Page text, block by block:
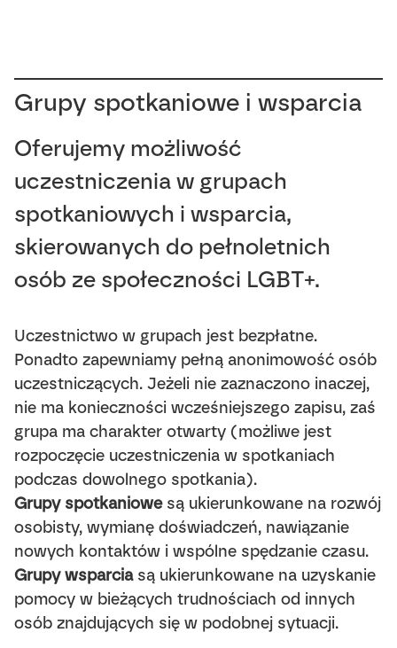
Grupy spotkaniowe i wsparcia
Oferujemy możliwość
uczestniczenia w grupach
spotkaniowych i wsparcia,
skierowanych do pełnoletnich
osób ze społeczności LGBT+.
Uczestnictwo w grupach jest bezpłatne.
Ponadto zapewniamy pełną anonimowość osób
uczestniczących. Jeżeli nie zaznaczono inaczej,
nie ma konieczności wcześniejszego zapisu, zaś
grupa ma charakter otwarty (możliwe jest
rozpoczęcie uczestniczenia w spotkaniach
podczas dowolnego spotkania).
Grupy spotkaniowesą ukierunkowane na rozwój
osobisty, wymianę doświadczeń, nawiązanie
nowych kontaktów i wspólne spędzanie czasu.
Grupy wsparciasą ukierunkowane na uzyskanie
pomocy w bieżących trudnościach od innych
osób znajdujących się w podobnej sytuacji.